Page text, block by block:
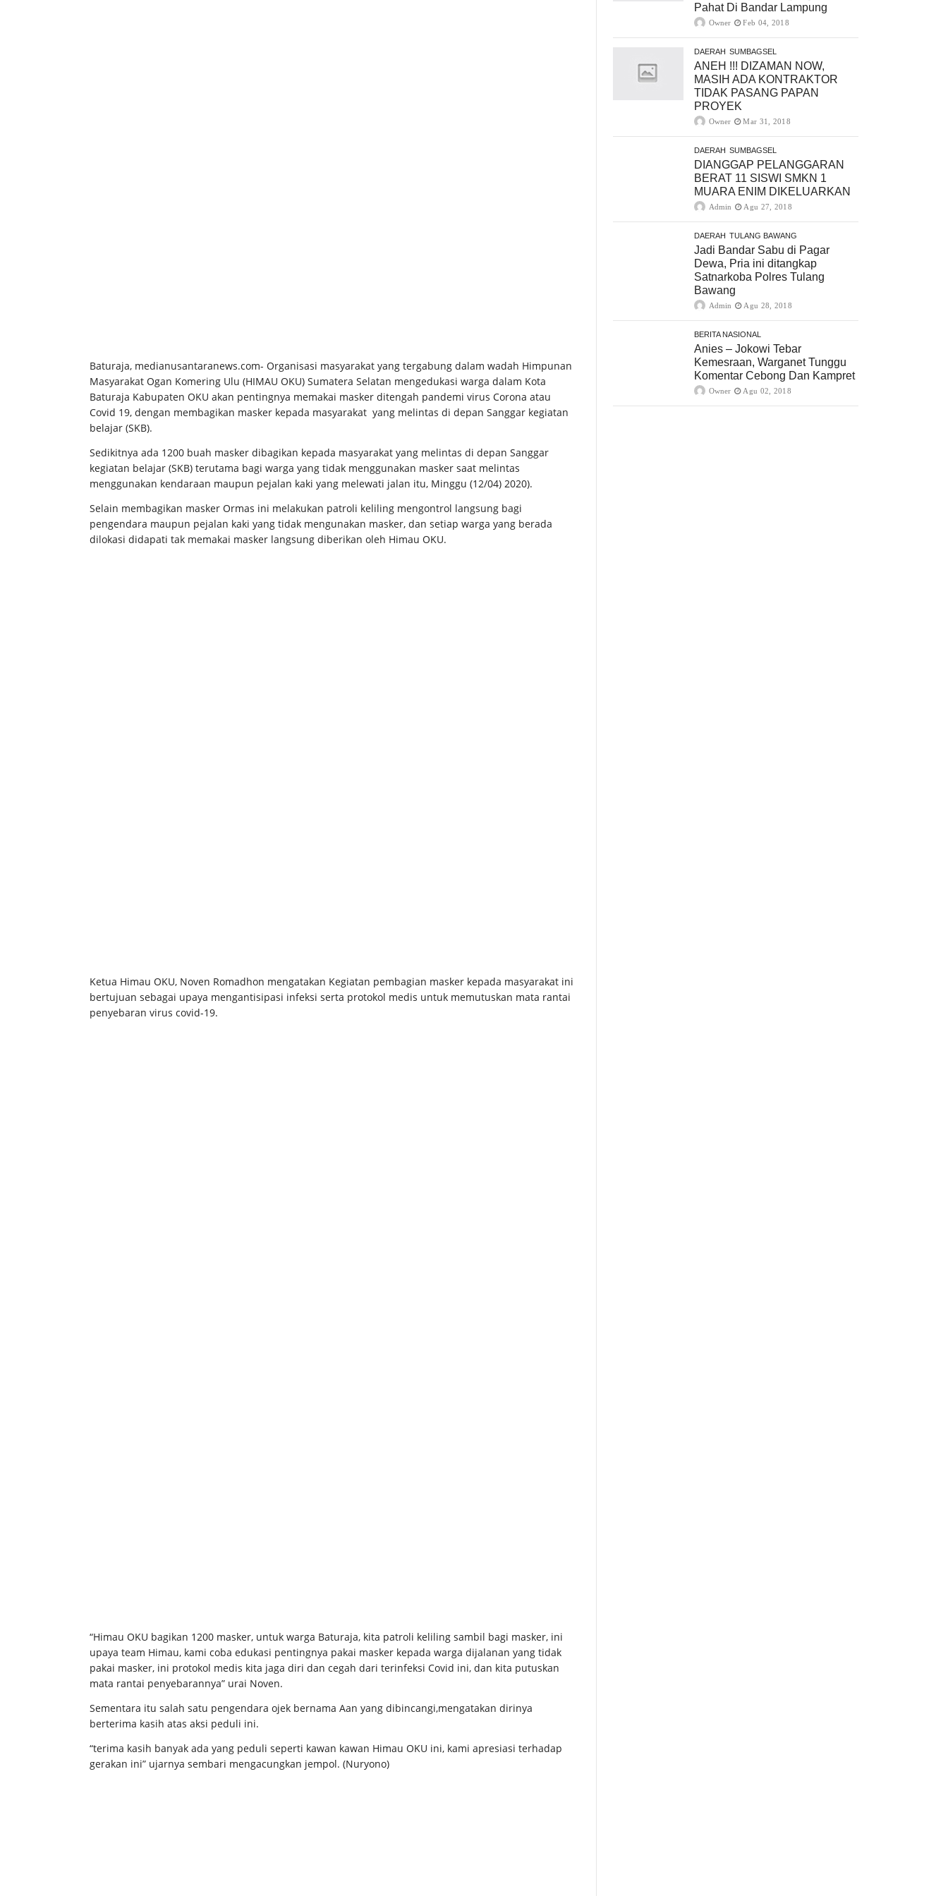
Baturaja, medianusantaranews.com- Organisasi masyarakat yang tergabung dalam wadah Himpunan
Masyarakat Ogan Komering Ulu (HIMAU OKU) Sumatera Selatan mengedukasi warga dalam Kota
Baturaja Kabupaten OKU akan pentingnya memakai masker ditengah pandemi virus Corona atau
Covid 19, dengan membagikan masker kepada masyarakat yang melintas di depan Sanggar kegiatan
belajar (SKB).
Sedikitnya ada 1200 buah masker dibagikan kepada masyarakat yang melintas di depan Sanggar
kegiatan belajar (SKB) terutama bagi warga yang tidak menggunakan masker saat melintas
menggunakan kendaraan maupun pejalan kaki yang melewati jalan itu, Minggu (12/04) 2020).
Selain membagikan masker Ormas ini melakukan patroli keliling mengontrol langsung bagi
pengendara maupun pejalan kaki yang tidak mengunakan masker, dan setiap warga yang berada
dilokasi didapati tak memakai masker langsung diberikan oleh Himau OKU.
Ketua Himau OKU, Noven Romadhon mengatakan Kegiatan pembagian masker kepada masyarakat ini
bertujuan sebagai upaya mengantisipasi infeksi serta protokol medis untuk memutuskan mata rantai
penyebaran virus covid-19.
“Himau OKU bagikan 1200 masker, untuk warga Baturaja, kita patroli keliling sambil bagi masker, ini
upaya team Himau, kami coba edukasi pentingnya pakai masker kepada warga dijalanan yang tidak
pakai masker, ini protokol medis kita jaga diri dan cegah dari terinfeksi Covid ini, dan kita putuskan
mata rantai penyebarannya” urai Noven.
Sementara itu salah satu pengendara ojek bernama Aan yang dibincangi,mengatakan dirinya
berterima kasih atas aksi peduli ini.
“terima kasih banyak ada yang peduli seperti kawan kawan Himau OKU ini, kami apresiasi terhadap
gerakan ini” ujarnya sembari mengacungkan jempol. (Nuryono)
Pahat Di Bandar Lampung
Owner Feb 04, 2018
DAERAH SUMBAGSEL
ANEH !!! DIZAMAN NOW,
MASIH ADA KONTRAKTOR
TIDAK PASANG PAPAN
PROYEK
Owner Mar 31, 2018
DAERAH SUMBAGSEL
DIANGGAP PELANGGARAN
BERAT 11 SISWI SMKN 1
MUARA ENIM DIKELUARKAN
Admin Agu 27, 2018
DAERAH TULANG BAWANG
Jadi Bandar Sabu di Pagar
Dewa, Pria ini ditangkap
Satnarkoba Polres Tulang
Bawang
Admin Agu 28, 2018
BERITA NASIONAL
Anies – Jokowi Tebar
Kemesraan, Warganet Tunggu
Komentar Cebong Dan Kampret
Owner Agu 02, 2018